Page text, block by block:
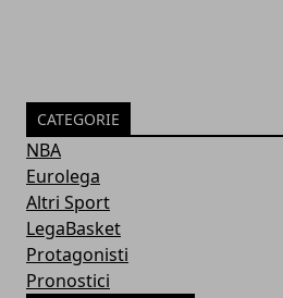
CATEGORIE
NBA
Eurolega
Altri Sport
LegaBasket
Protagonisti
Pronostici